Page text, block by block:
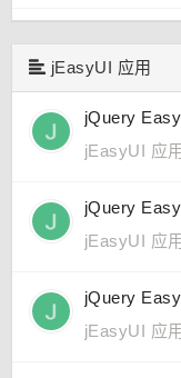
jEasyUI 应用
jQuery
jEasyUI 应用
jQuery
jEasyUI 应用
jQuery
jEasyUI 应用